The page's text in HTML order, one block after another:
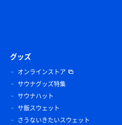
グッズ
オンラインストア
サウナグッズ特集
サウナハット
サ飯スウェット
さうないきたいスウェット